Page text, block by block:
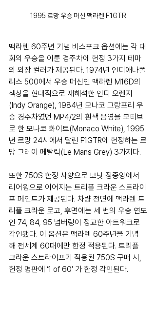
1995 르망 우승 머신 맥라렌 F1GTR
맥라렌 60주년 기념 비스포크 옵션에는 각 대
회의 우승을 이룬 경주차에 헌정 3가지 테마
의 외장 컬러가 제공된다. 1974년 인디애나폴
리스 500에서 우승 머신인 맥라렌 M16D의
색상을 현대적으로 재해석한 인디 오렌지
(Indy Orange), 1984년 모나코 그랑프리 우
승 경주차였던 MP4/2의 흰색 음영을 모티브
로 한 모나코 화이트(Monaco White), 1995
년 르망 24시에서 달린 F1GTR에 헌정하는 르
망 그레이 메탈릭(Le Mans Grey) 3가지다.
또한 750S 한정 사양으로 보닛 정중앙에서
리어윙으로 이어지는 트리플 크라운 스트라이
프 페인트가 제공된다. 차량 전면에 맥라렌 트
리플 크라운 로고, 후면에는 세 번의 우승 연도
인 74, 84, 95 넘버링이 정교한 아트워크로
각인됐다. 이 옵션은 맥라렌 60주년을 기념
해 전세계 60대에만 한정 적용된다. 트리플
크라운 스트라이프가 적용된 750S 구매 시,
헌정 명판에 ‘1 of 60’ 가 한정 각인된다.